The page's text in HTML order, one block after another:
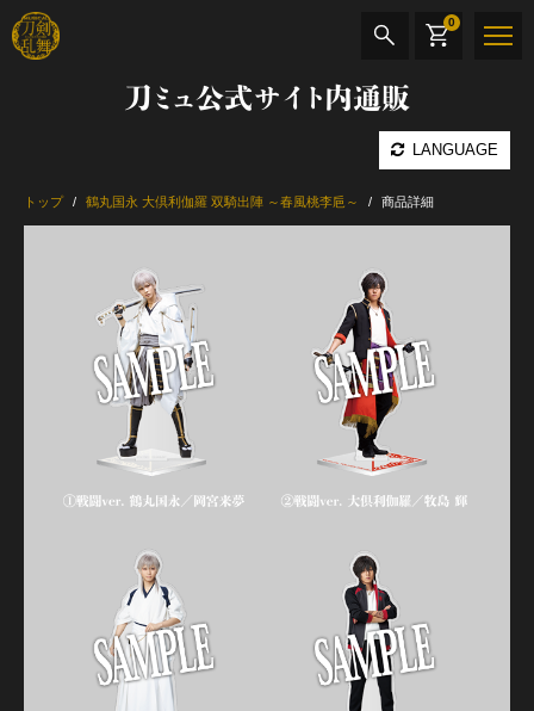
刀ミュ公式サイト内通販
LANGUAGE
0
最新カテゴリー
加州清光 単騎出陣 極
江 おん すていじ かうんとだうんぱーてぃー
トップ 鶴丸国永 大倶利伽羅 双騎出陣 ～春風桃李巵～ 商品詳細